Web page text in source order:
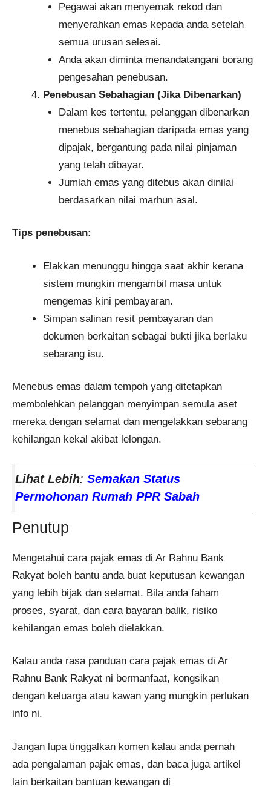
Pegawai akan menyemak rekod dan
menyerahkan emas kepada anda setelah
semua urusan selesai.
Anda akan diminta menandatangani borang
pengesahan penebusan.
Penebusan Sebahagian (Jika Dibenarkan)
Dalam kes tertentu, pelanggan dibenarkan
menebus sebahagian daripada emas yang
dipajak, bergantung pada nilai pinjaman
yang telah dibayar.
Jumlah emas yang ditebus akan dinilai
berdasarkan nilai marhun asal.
Tips penebusan:
Elakkan menunggu hingga saat akhir kerana
sistem mungkin mengambil masa untuk
mengemas kini pembayaran.
Simpan salinan resit pembayaran dan
dokumen berkaitan sebagai bukti jika berlaku
sebarang isu.
Menebus emas dalam tempoh yang ditetapkan
membolehkan pelanggan menyimpan semula aset
mereka dengan selamat dan mengelakkan sebarang
kehilangan kekal akibat lelongan.
Lihat Lebih: Semakan Status
Permohonan Rumah PPR Sabah
Penutup
Mengetahui cara pajak emas di Ar Rahnu Bank
Rakyat boleh bantu anda buat keputusan kewangan
yang lebih bijak dan selamat. Bila anda faham
proses, syarat, dan cara bayaran balik, risiko
kehilangan emas boleh dielakkan.
Kalau anda rasa panduan cara pajak emas di Ar
Rahnu Bank Rakyat ni bermanfaat, kongsikan
dengan keluarga atau kawan yang mungkin perlukan
info ni.
Jangan lupa tinggalkan komen kalau anda pernah
ada pengalaman pajak emas, dan baca juga artikel
lain berkaitan bantuan kewangan di